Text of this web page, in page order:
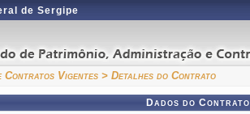
de Sergipe
Contratos Vigentes > Detalhes do Contrato
Dados do Contrato